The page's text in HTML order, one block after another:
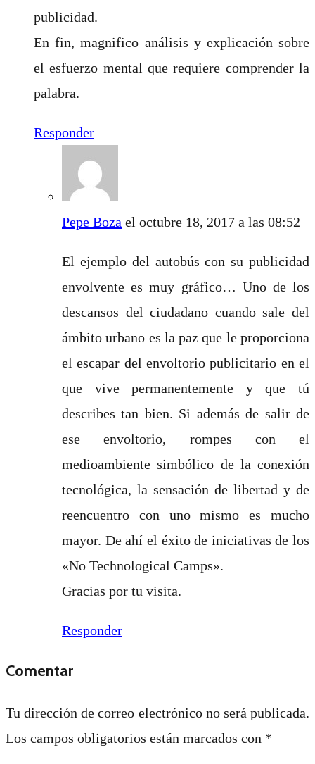
publicidad.
En fin, magnifico análisis y explicación sobre
el esfuerzo mental que requiere comprender la
palabra.
Responder
Pepe Boza el octubre 18, 2017 a las 08:52
El ejemplo del autobús con su publicidad
envolvente es muy gráfico… Uno de los
descansos del ciudadano cuando sale del
ámbito urbano es la paz que le proporciona
el escapar del envoltorio publicitario en el
que vive permanentemente y que tú
describes tan bien. Si además de salir de
ese envoltorio, rompes con el
medioambiente simbólico de la conexión
tecnológica, la sensación de libertad y de
reencuentro con uno mismo es mucho
mayor. De ahí el éxito de iniciativas de los
«No Technological Camps».
Gracias por tu visita.
Responder
Comentar
Tu dirección de correo electrónico no será publicada.
Los campos obligatorios están marcados con *